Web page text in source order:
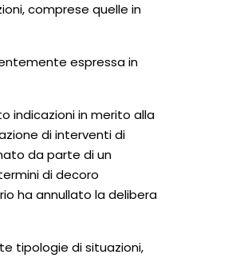
comprese quelle in
espressa in
indicazioni in merito alla
di interventi di
da parte di un
di decoro
ha annullato la delibera
tipologie di situazioni,